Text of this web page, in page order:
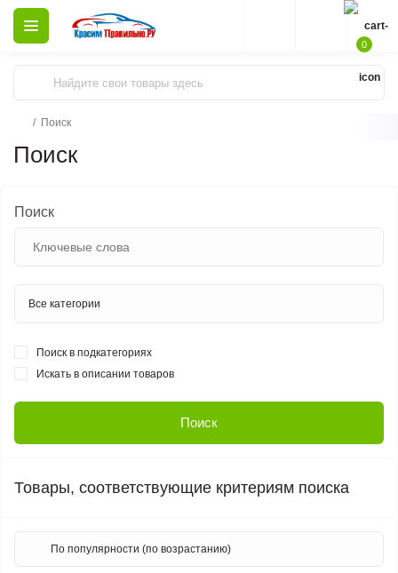
0
Поиск
Поиск
Поиск
Поиск в подкатегориях
Искать в описании товаров
Товары, соответствующие критериям поиска